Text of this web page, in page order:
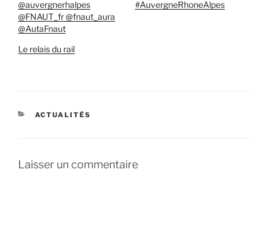
@auvergnerhalpes
@FNAUT_fr @fnaut_aura
@AutaFnaut
#AuvergneRhoneAlpes
Le relais du rail
CATÉGORIES
ACTUALITÉS
Laisser un commentaire